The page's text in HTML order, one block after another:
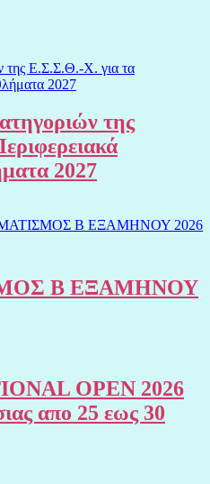
της
2027
Β ΕΞΑΜΗΝΟΥ
OPEN 2026
απο 25 εως 30